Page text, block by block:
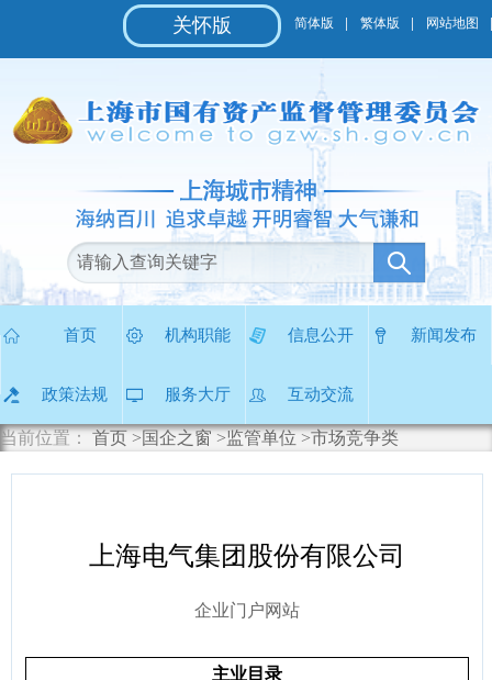
碍
说
站
航
区
到
主
要
内
网站地图
繁体版
简体版
关怀版
首页 机构职能 信息公开 新闻发布
政策法规 服务大厅 互动交流
当前位置： 首页 >国企之窗 >监管单位 >市场竞争类
上海电气集团股份有限公司
企业门户网站
主业目录